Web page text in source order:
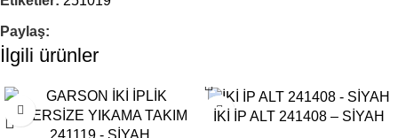
Paylaş:
İlgili ürünler
İKİ İP ALT 241408 – SİYAH